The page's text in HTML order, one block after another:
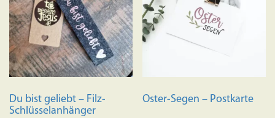
Du bist geliebt – Filz-
Schlüsselanhänger
Oster-Segen – Postkarte